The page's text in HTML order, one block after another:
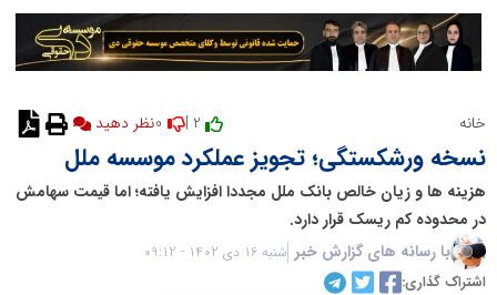
خانه نظر دهید
نسخه ورشکستگی؛ تجویز عملکرد موسسه ملل
هزینه ها و زیان خالص بانک ملل مجددا افزایش یافته؛ اما قیمت سهامش
در محدوده کم ریسک قرار دارد.
با رسانه های گزارش خبر شنبه 16 دی 1402 - 09:12
اشتراک گذاری: